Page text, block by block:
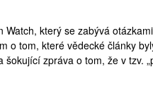
Watch, který se zabývá
o tom, které vědecké články
šokující zpráva o tom, že v tzv.